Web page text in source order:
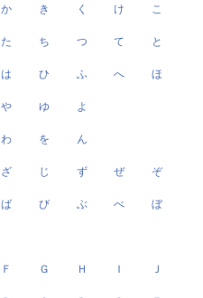
か き く け こ
た ち つ て と
は ひ ふ へ ほ
や ゆ よ
わ を ん
ざ じ ず ぜ ぞ
ば び ぶ べ ぼ
Ｆ Ｇ Ｈ Ｉ Ｊ